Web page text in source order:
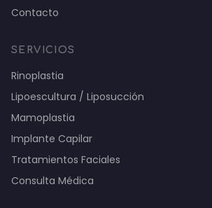
Contacto
SERVICIOS
Rinoplastia
Lipoescultura / Liposucción
Mamoplastia
Implante Capilar
Tratamientos Faciales
Consulta Médica